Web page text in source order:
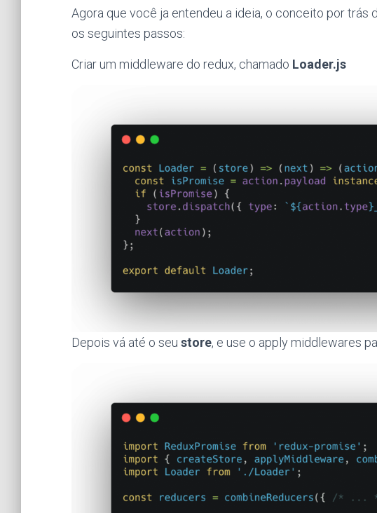
Agora que você ja entendeu a ideia, o conceito por
os seguintes passos:
Criar um middleware do redux, chamado Loader.js
Depois vá até o seu store, e use o apply middlewares